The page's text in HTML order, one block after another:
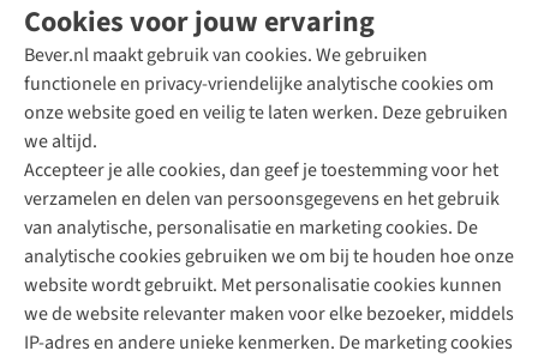
Cookies voor jouw ervaring
Bever.nl maakt gebruik van cookies. We gebruiken
functionele en privacy-vriendelijke analytische cookies om
onze website goed en veilig te laten werken. Deze gebruiken
we altijd.
Accepteer je alle cookies, dan geef je toestemming voor het
verzamelen en delen van persoonsgegevens en het gebruik
van analytische, personalisatie en marketing cookies. De
analytische cookies gebruiken we om bij te houden hoe onze
website wordt gebruikt. Met personalisatie cookies kunnen
we de website relevanter maken voor elke bezoeker, middels
IP-adres en andere unieke kenmerken. De marketing cookies
Direct advies van een Buitenexpert
+31 (0)85 888 50 88
+31 6 12 28 49 80
Contactformulier